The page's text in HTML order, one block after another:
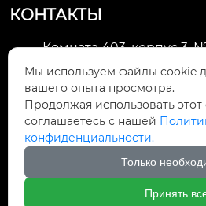
КОНТАКТЫ
Комната 403, корпус 3,
Зона экономического
город Уси
li@futaogroup.com

Мы используем файлы cookie
вашего опыта просмотра.
Продолжая использовать этот
соглашаетесь с нашей
конфиденциальности.
Только
Принять